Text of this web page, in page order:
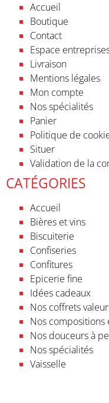
Accueil
Boutique
Contact
Espace
Livraison
Mentions légales
Mon compte
Nos spécialités
Panier
Politique de
Situer
Validation de la
CATÉGORIES
Accueil
Bières et vins
Biscuiterie
Confiseries
Confitures
Epicerie fine
Idées cadeaux
Nos coffrets
Nos compositions
Nos douceurs à
Nos spécialités
Vaisselle